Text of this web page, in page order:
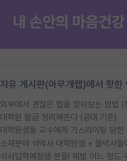
자유 게시판(아무개랩)에서 핫한
외부에서 괜찮은 랩을 알아보는 방법 (
대학원 월급 정리해준다 (공대 기준)
소재분야 석박사 대학원생 + 물박사들